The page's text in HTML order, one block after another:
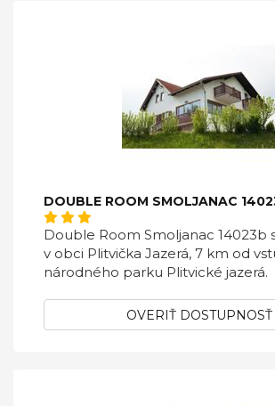
DOUBLE ROOM SMOLJANAC
Double Room Smoljanac 14023b
v obci Plitvička Jazerá, 7 km od
národného parku Plitvické jazerá.
OVERIŤ DOSTUPNOSŤ